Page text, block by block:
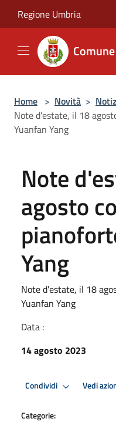
Regione Umbria
Home > Novità >
Note d'estate, il 18
Yuanfan Yang
Note
agosto
Yang
Note d'estate, il 18
Yuanfan Yang
Data :
14 agosto 2023
Condividi Vedi
Categorie: